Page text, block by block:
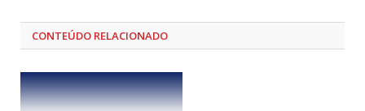
CONTEÚDO RELACIONADO